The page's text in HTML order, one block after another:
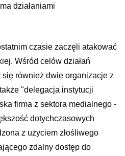
działaniami
czasie zaczęli atakować
Wśród celów działań
się również dwie organizacje z
"delegacja instytucji
firma z sektora medialnego -
dotychczasowych
z użyciem złośliwego
zdalny dostęp do